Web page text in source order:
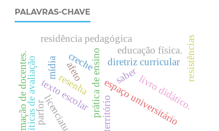
PALAVRAS-CHAVE
resenha
território
diretriz curricular
prática de ensino
texto escolar
políticas de avaliação espaço universitário
saber
mídia
residência pedagógica
livro didático.
licenciaturas
parfor
educação física.
creche
formação de docentes. afeto resistências